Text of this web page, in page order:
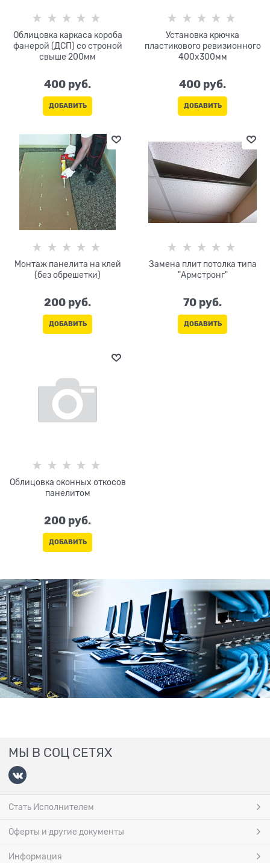
Облицовка каркаса короба
фанерой (ДСП) со строной
свыше 200мм
400 руб.
ДОБАВИТЬ
Установка крючка
пластикового ревизионного
400х300мм
400 руб.
ДОБАВИТЬ
Монтаж панелита на клей
(без обрешетки)
200 руб.
ДОБАВИТЬ
Замена плит потолка типа
"Армстронг"
70 руб.
ДОБАВИТЬ
Облицовка оконных откосов
панелитом
200 руб.
ДОБАВИТЬ
МЫ В СОЦ СЕТЯХ
Стать Исполнителем
Оферты и другие документы
Информация